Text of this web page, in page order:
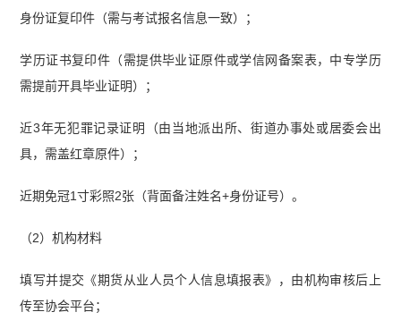
身份证复印件（需与考试报名信息一致）；
学历证书复印件（需提供毕业证原件或学信网备案表，中专学历
需提前开具毕业证明）；
近3年无犯罪记录证明（由当地派出所、街道办事处或居委会出
具，需盖红章原件）；
近期免冠1寸彩照2张（背面备注姓名+身份证号）。
（2）机构材料
填写并提交《期货从业人员个人信息填报表》，由机构审核后上
传至协会平台；